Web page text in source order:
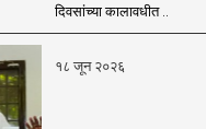
दिवसांच्या कालावधीत ..
१८ जून २०२६